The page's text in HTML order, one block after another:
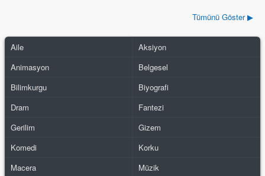
Tümünü Göster ▶
Aile
Aksiyon
Animasyon
Belgesel
Bilimkurgu
Biyografi
Dram
Fantezi
Gerilim
Gizem
Komedi
Korku
Macera
Müzik